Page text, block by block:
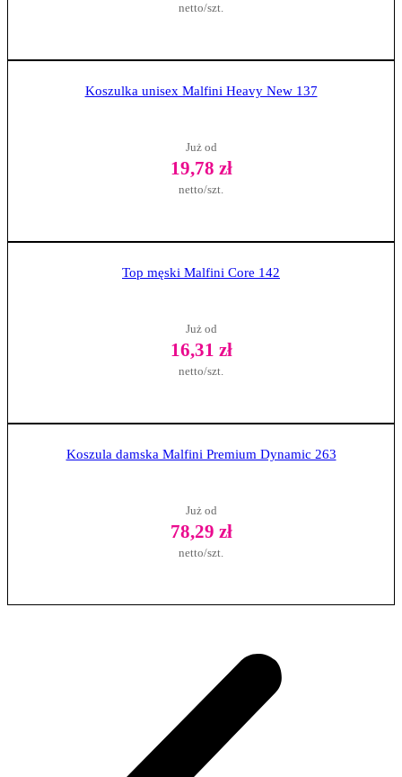
netto/szt.
Koszulka unisex Malfini Heavy New 137
Już od
19,78 zł
netto/szt.
Top męski Malfini Core 142
Już od
16,31 zł
netto/szt.
Koszula damska Malfini Premium Dynamic 263
Już od
78,29 zł
netto/szt.